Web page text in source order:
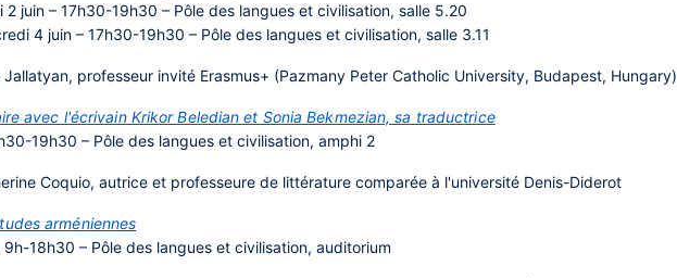
2 juin– 17h30-19h30 – Pôle des langues et civilisation, salle 5.20
4 juin– 17h30-19h30 – Pôle des langues et civilisation, salle 3.11
Jallatyan, professeur invité Erasmus+ (Pazmany Peter Catholic University, Budapest, Hungary)
avec l'écrivain Krikor Beledian et Sonia Bekmezian, sa traductrice
19h30 – Pôle des langues et civilisation, amphi 2
Coquio, autrice et professeure de littérature comparée à l'université Denis-Diderot
arméniennes
9h-18h30 – Pôle des langues et civilisation, auditorium